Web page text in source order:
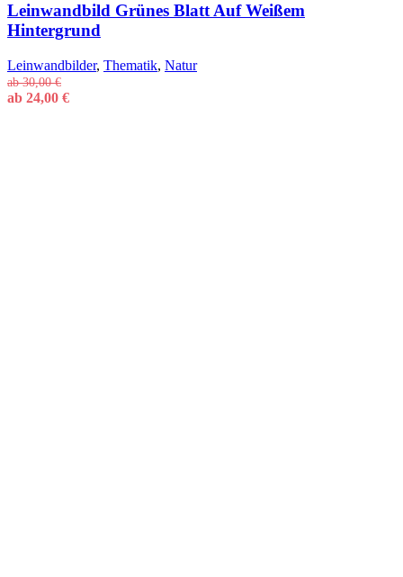
Leinwandbild Grünes Blatt Auf Weißem
Hintergrund
Leinwandbilder, Thematik, Natur
ab30,00€
ab 24,00 €